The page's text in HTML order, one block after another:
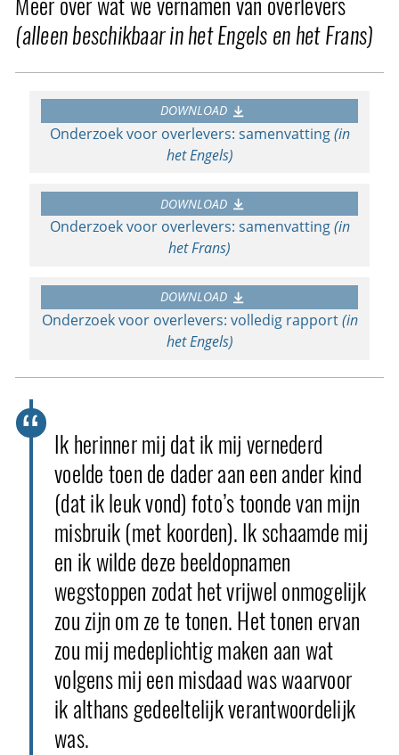
(alleen beschikbaar in het Engels en het Frans)
DOWNLOAD
Onderzoek voor overlevers: samenvatting(in
het Engels)
DOWNLOAD
Onderzoek voor overlevers: samenvatting(in
het Frans)
DOWNLOAD
Onderzoek voor overlevers: volledig rapport(in
het Engels)
Ik herinner mij dat ik mij vernederd
voelde toen de dader aan een ander kind
(dat ik leuk vond) foto’s toonde van mijn
misbruik (met koorden). Ik schaamde mij
en ik wilde deze beeldopnamen
wegstoppen zodat het vrijwel onmogelijk
zou zijn om ze te tonen. Het tonen ervan
zou mij medeplichtig maken aan wat
volgens mij een misdaad was waarvoor
ik althans gedeeltelijk verantwoordelijk
was.